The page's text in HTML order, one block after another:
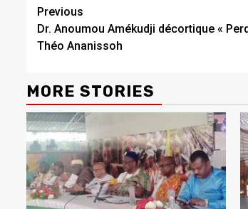
Continue
Reading
Previous
Dr. Anoumou Amékudji décortique «
Théo Ananissoh
MORE STORIES